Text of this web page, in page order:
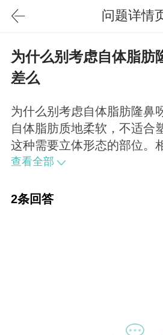
问题详情
为什么别考虑自体脂肪
差么
为什么别考虑自体脂肪隆鼻
自体脂肪质地柔软，不适合
这种需要立体形态的部位。
更加适合丰胸，丰面颊，丰
查看全部
2条回答